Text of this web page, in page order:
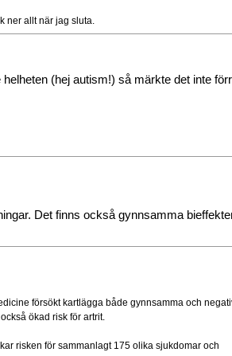
ner allt när jag sluta.
(hej autism!) så märkte det inte
Det finns också gynnsamma
försökt kartlägga både gynnsamma och
ökad risk för artrit.
risken för sammanlagt 175 olika sjukdomar och